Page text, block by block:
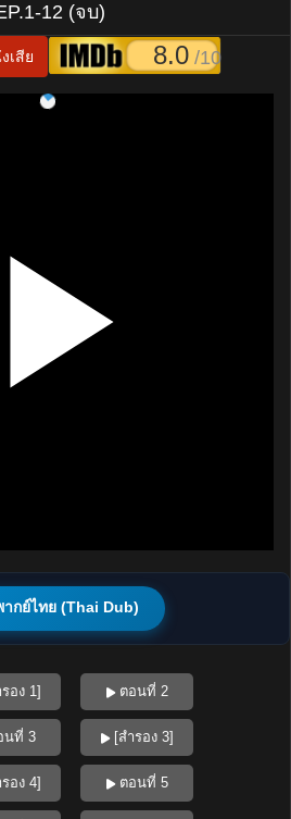
12 (จบ)
เสีย 8.0 /10
ากย์ไทย (Thai Dub)
อง 1] ตอนที่ 2
ที่ 3 [สำรอง 3]
อง 4] ตอนที่ 5